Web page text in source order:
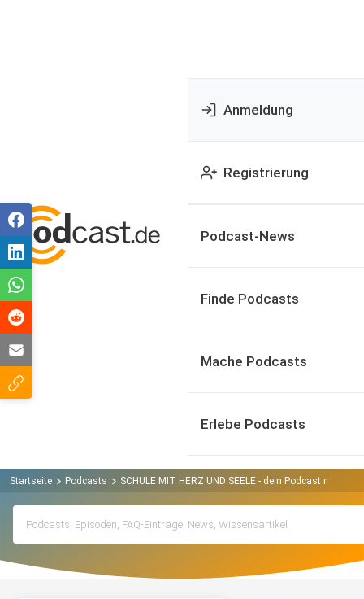
Anmeldung
Registrierung
Podcast-News
Finde Podcasts
Mache Podcasts
Erlebe Podcasts
Startseite Podcasts SCHULE MIT HERZ UND SEELE - dein Podcast rund